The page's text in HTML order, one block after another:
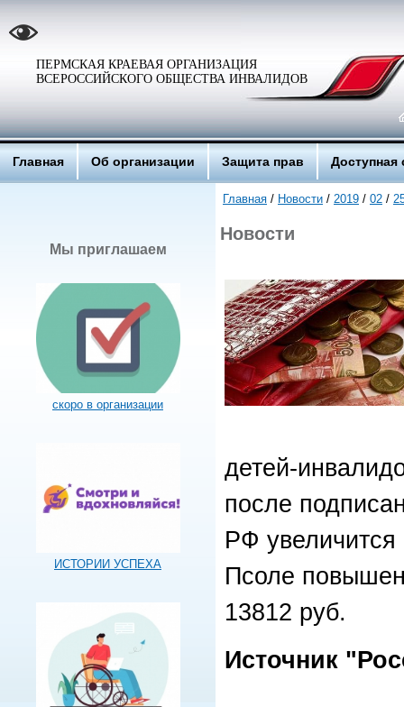
ПЕРМСКАЯ КРАЕВАЯ ОРГАНИЗАЦИЯ
ВСЕРОССИЙСКОГО ОБЩЕСТВА ИНВАЛИДОВ
Главная Об организации Защита прав Доступная
Мы приглашаем
скоро в организации
ИСТОРИИ УСПЕХА
Главная / Новости / 2019 / 02 /
Новости
детей-
после
РФ увеличится
Псоле
13812 руб.
Источник